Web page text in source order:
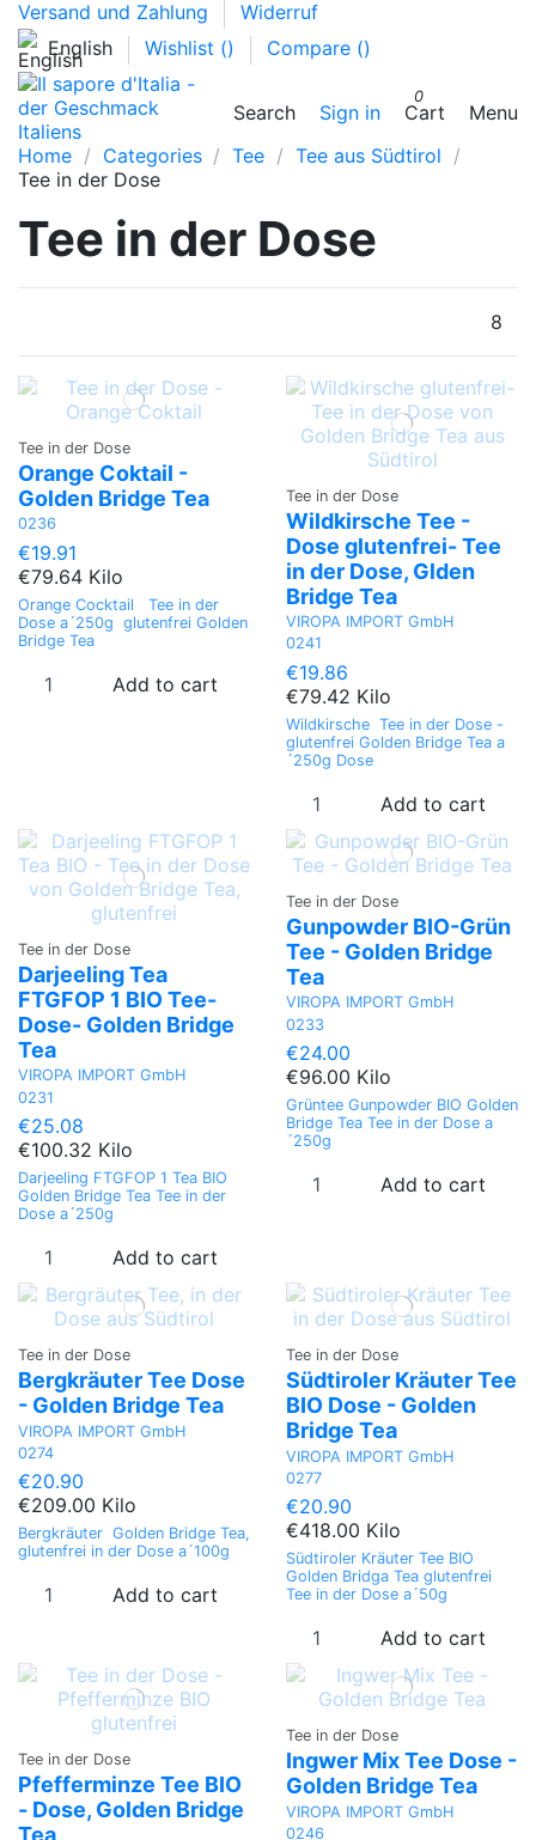
Versand und Zahlung
Widerruf
English
Wishlist () Compare ()
Search Sign in
0
Cart
Menu
Home
Categories Tee
Tee aus Südtirol
Tee in der Dose
Tee in der Dose
8
Tee in der Dose
Orange Coktail -
Golden Bridge Tea
0236
€19.91
€79.64 Kilo
Orange Cocktail Tee in der
Dose a´250g glutenfrei Golden
Bridge Tea
Add to cart
Tee in der Dose
Wildkirsche Tee -
Dose glutenfrei- Tee
in der Dose, Glden
Bridge Tea
VIROPA IMPORT GmbH
0241
€19.86
€79.42 Kilo
Wildkirsche Tee in der Dose -
glutenfrei Golden Bridge Tea a
´250g Dose
Add to cart
Tee in der Dose
Darjeeling Tea
FTGFOP 1 BIO Tee-
Dose- Golden Bridge
Tea
VIROPA IMPORT GmbH
0231
€25.08
€100.32 Kilo
Darjeeling FTGFOP 1 Tea BIO
Golden Bridge Tea Tee in der
Dose a´250g
Add to cart
Tee in der Dose
Gunpowder BIO-Grün
Tee - Golden Bridge
Tea
VIROPA IMPORT GmbH
0233
€24.00
€96.00 Kilo
Grüntee Gunpowder BIO Golden
Bridge Tea Tee in der Dose a
´250g
Add to cart
Tee in der Dose
Bergkräuter Tee Dose
- Golden Bridge Tea
VIROPA IMPORT GmbH
0274
€20.90
€209.00 Kilo
Bergkräuter Golden Bridge Tea,
glutenfrei in der Dose a´100g
Add to cart
Tee in der Dose
Südtiroler Kräuter Tee
BIO Dose - Golden
Bridge Tea
VIROPA IMPORT GmbH
0277
€20.90
€418.00 Kilo
Südtiroler Kräuter Tee BIO
Golden Bridga Tea glutenfrei
Tee in der Dose a´50g
Add to cart
Tee in der Dose
Pfefferminze Tee BIO
- Dose, Golden Bridge
Tee in der Dose
Ingwer Mix Tee Dose -
Golden Bridge Tea
VIROPA IMPORT GmbH
0246